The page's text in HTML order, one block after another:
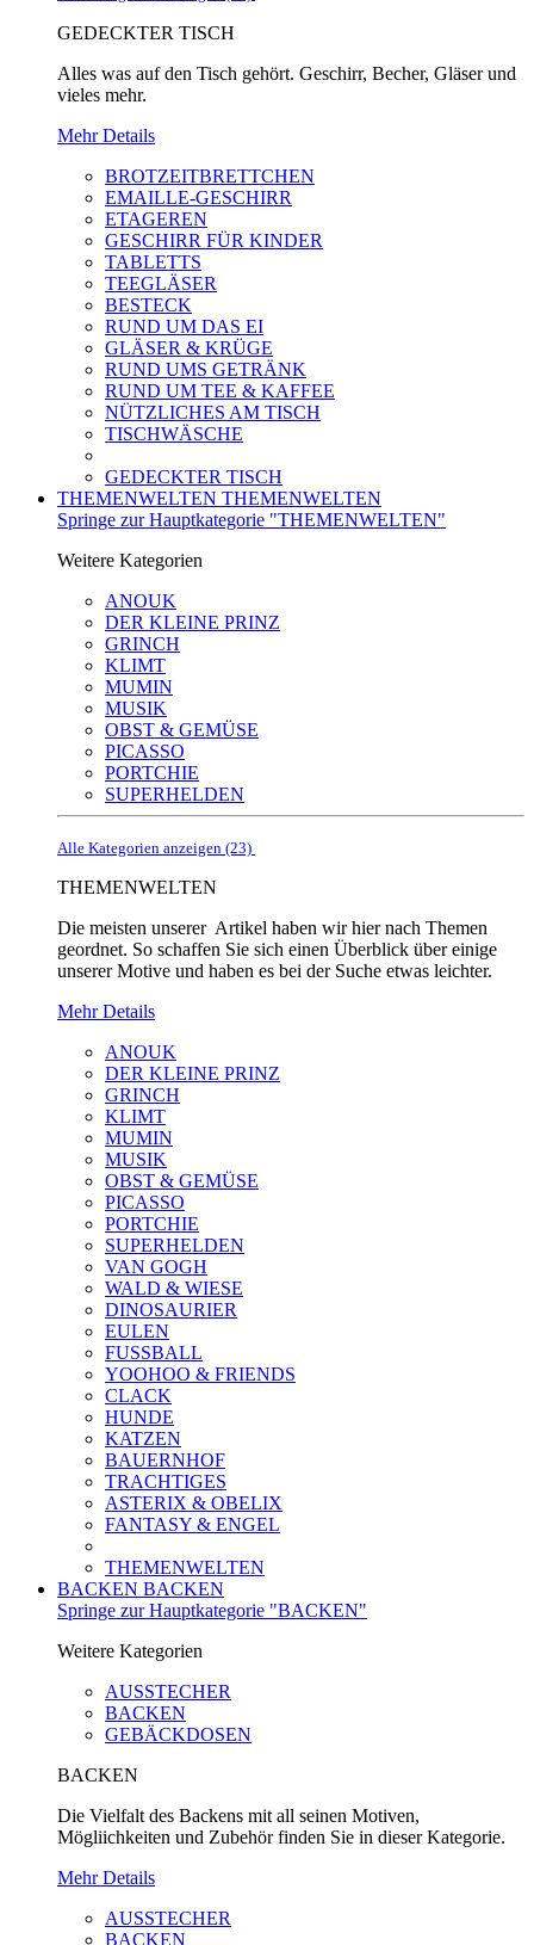
GEDECKTER TISCH
Alles was auf den Tisch gehört. Geschirr, Becher, Gläser und
vieles mehr.
Mehr Details
BROTZEITBRETTCHEN
EMAILLE-GESCHIRR
ETAGEREN
GESCHIRR FÜR KINDER
TABLETTS
TEEGLÄSER
BESTECK
RUND UM DAS EI
GLÄSER & KRÜGE
RUND UMS GETRÄNK
RUND UM TEE & KAFFEE
NÜTZLICHES AM TISCH
TISCHWÄSCHE
GEDECKTER TISCH
THEMENWELTEN THEMENWELTEN
Springe zur Hauptkategorie "THEMENWELTEN"
Weitere Kategorien
ANOUK
DER KLEINE PRINZ
GRINCH
KLIMT
MUMIN
MUSIK
OBST & GEMÜSE
PICASSO
PORTCHIE
SUPERHELDEN
Alle Kategorien anzeigen (23)
THEMENWELTEN
Die meisten unserer Artikel haben wir hier nach Themen
geordnet. So schaffen Sie sich einen Überblick über einige
unserer Motive und haben es bei der Suche etwas leichter.
Mehr Details
ANOUK
DER KLEINE PRINZ
GRINCH
KLIMT
MUMIN
MUSIK
OBST & GEMÜSE
PICASSO
PORTCHIE
SUPERHELDEN
VAN GOGH
WALD & WIESE
DINOSAURIER
EULEN
FUSSBALL
YOOHOO & FRIENDS
CLACK
HUNDE
KATZEN
BAUERNHOF
TRACHTIGES
ASTERIX & OBELIX
FANTASY & ENGEL
THEMENWELTEN
BACKEN BACKEN
Springe zur Hauptkategorie "BACKEN"
Weitere Kategorien
AUSSTECHER
BACKEN
GEBÄCKDOSEN
BACKEN
Die Vielfalt des Backens mit all seinen Motiven,
Mögliichkeiten und Zubehör finden Sie in dieser Kategorie.
Mehr Details
AUSSTECHER
BACKEN